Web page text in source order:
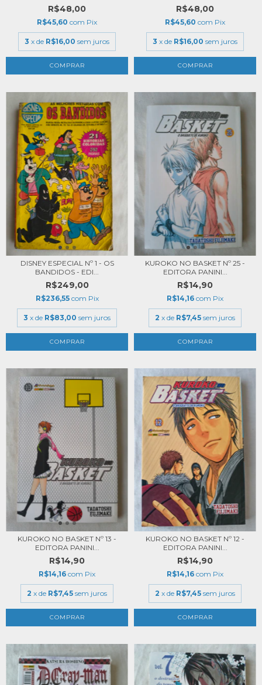
R$48,00
R$45,60 com Pix
3 x de R$16,00 sem juros
R$48,00
R$45,60 com Pix
3 x de R$16,00 sem juros
DISNEY ESPECIAL Nº 1 - OS
BANDIDOS - EDI...
R$249,00
R$236,55 com Pix
3 x de R$83,00 sem juros
KUROKO NO BASKET Nº 25 -
EDITORA PANINI...
R$14,90
R$14,16 com Pix
2 x de R$7,45 sem juros
KUROKO NO BASKET Nº 13 -
EDITORA PANINI...
R$14,90
R$14,16 com Pix
2 x de R$7,45 sem juros
KUROKO NO BASKET Nº 12 -
EDITORA PANINI...
R$14,90
R$14,16 com Pix
2 x de R$7,45 sem juros